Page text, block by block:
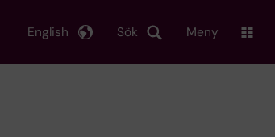
Sök
English Meny